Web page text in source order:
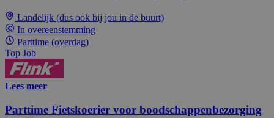
Landelijk (dus ook bij jou in de buurt)
In overeenstemming
Parttime (overdag)
Top Job
Lees meer
Parttime Fietskoerier voor boodschappenbezorging